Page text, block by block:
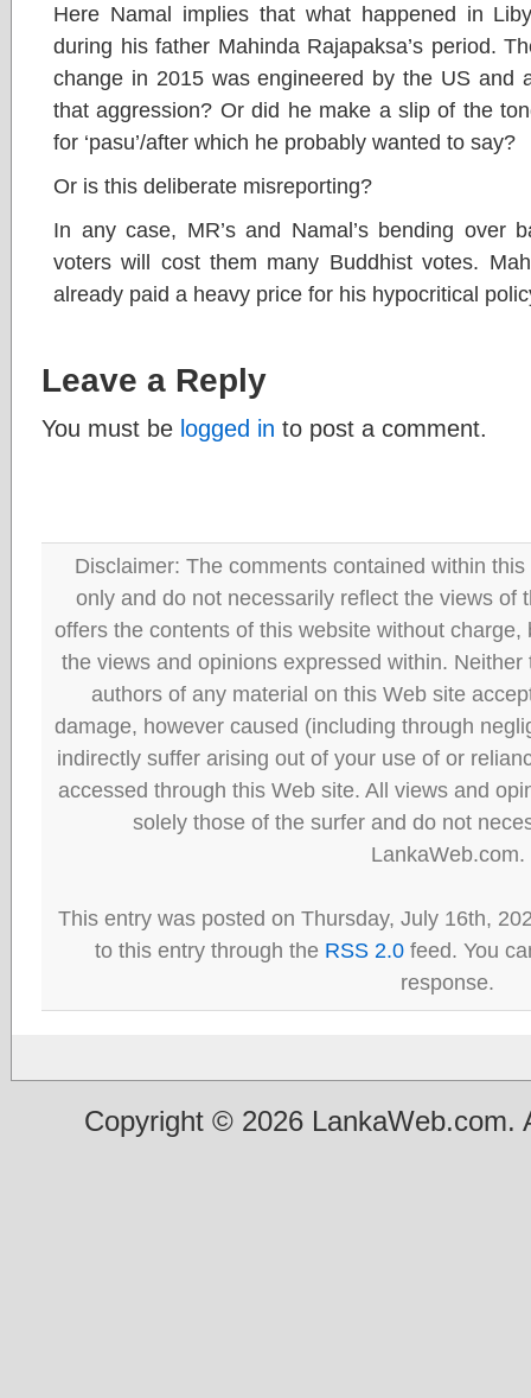
Here Namal implies that what happened in
during his father Mahinda Rajapaksa’s period.
change in 2015 was engineered by the US and
that aggression? Or did he make a slip of the
for ‘pasu’/after which he probably wanted to say?
Or is this deliberate misreporting?
In any case, MR’s and Namal’s bending over
voters will cost them many Buddhist votes.
already paid a heavy price for his hypocritical
Leave a Reply
You must be logged in to post a comment.
Disclaimer: The comments contained within
only and do not necessarily reflect the views of
offers the contents of this website without
the views and opinions expressed within.
authors of any material on this Web site
damage, however caused (including through
indirectly suffer arising out of your use of or
accessed through this Web site. All views and
solely those of the surfer and do not
LankaWeb.com.
This entry was posted on Thursday, July 16th,
to this entry through the RSS 2.0 feed. You
response.
Copyright © 2026 LankaWeb.com.